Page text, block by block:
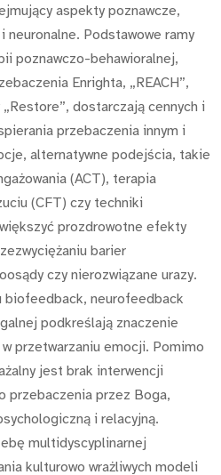
aspekty poznawcze,
Podstawowe ramy
poznawczo-behawioralnej,
Enrighta, „REACH”,
dostarczają cennych i
przebaczenia innym i
alternatywne podejścia, takie
(ACT), terapia
(CFT) czy techniki
prozdrowotne efekty
barier
czy nierozwiązane urazy.
neurofeedback
podkreślają znaczenie
przetwarzaniu emocji. Pomimo
jest brak interwencji
przebaczenia przez Boga,
i relacyjną.
multidyscyplinarnej
kulturowo wrażliwych modeli